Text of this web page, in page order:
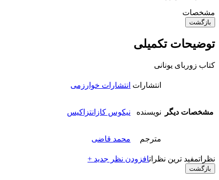
مشخصات
بازگشت
توضیحات تکمیلی
کتاب زوربای یونانی
مشخصات دیگر
انتشارات انتشارات خوارزمی
نویسنده نیکوس کازانتزاکیس
مترجم محمد قاضی
نظراتمفید ترین نظراتافزودن نظر جدید +
بازگشت